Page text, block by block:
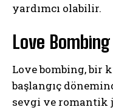
yardımcı olabilir.
Love
Love bombing,
başlangıç
sevgi ve romantik